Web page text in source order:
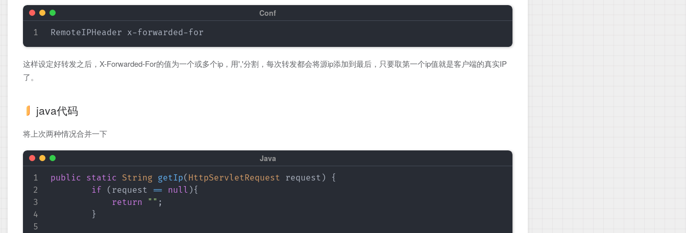
这样设定好转发之后，X-Forwarded-For的值为一个或多个ip，用','分割，每次转发都会将源ip添加到最后，只要取第一个ip值就是客户端的真实IP
了。
java代码
将上次两种情况合并一下
public static String getIp( HttpServletRequest request )
{
if
( request == null ) {
return
"" ;
}